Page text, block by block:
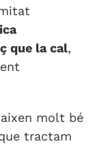
que la cal,
molt bé
tractam